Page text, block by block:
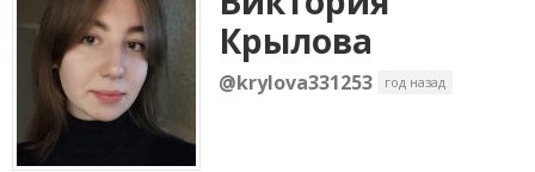
Крылова
@krylova331253 год назад